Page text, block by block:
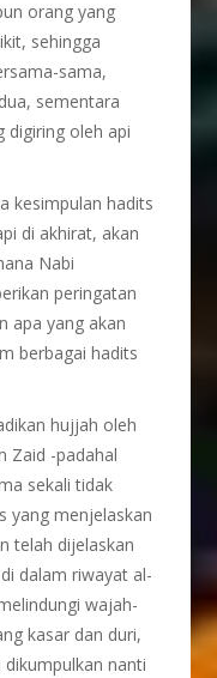
orang yang
sehingga
sama,
sementara
digiring oleh api
kesimpulan hadits
di akhirat, akan
Nabi
peringatan
apa yang akan
berbagai hadits
hujjah oleh
Zaid -padahal
sekali tidak
yang menjelaskan
telah dijelaskan
dalam riwayat al-
wajah-
kasar dan duri,
nanti